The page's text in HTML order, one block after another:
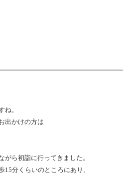
ね。
出かけの方は
ら初詣に行ってきました。
15分くらいのところにあり、